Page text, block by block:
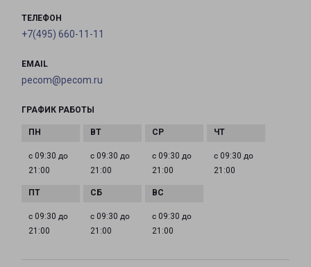
ТЕЛЕФОН
+7(495) 660-11-11
EMAIL
pecom@pecom.ru
ГРАФИК РАБОТЫ
с 09:30 до
21:00
с 09:30 до
21:00
с 09:30 до
21:00
с 09:30 до
21:00
с 09:30 до
21:00
с 09:30 до
21:00
с 09:30 до
21:00